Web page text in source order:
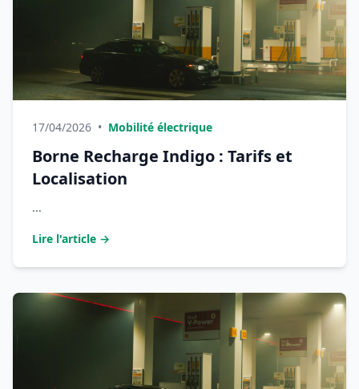
17/04/2026 • Mobilité électrique
Borne Recharge Indigo : Tarifs et
Localisation
...
Lire l'article →